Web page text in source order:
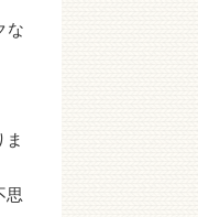
な
思